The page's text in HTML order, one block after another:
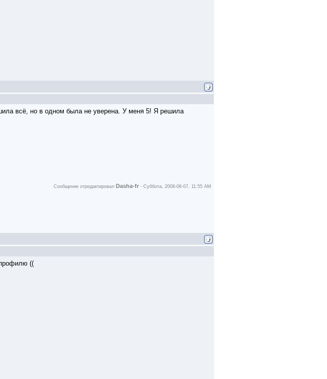
всё, но в одном была не уверена. У меня 5! Я решила
Сообщение отредактировал Dasha-fr - Суббота, 2008-06-07, 11:55 AM
((